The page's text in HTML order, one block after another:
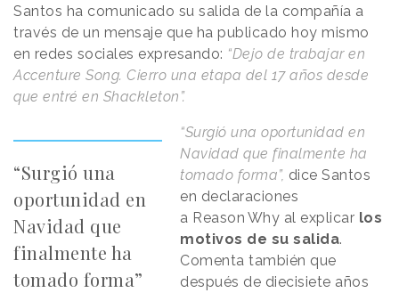
Santos ha comunicado su salida de la compañía a
través de un mensaje que ha publicado hoy mismo
en redes sociales expresando: “Dejo de trabajar en
Accenture Song. Cierro una etapa del 17 años desde
que entré en Shackleton”.
“Surgió una
oportunidad en
Navidad que
finalmente ha
tomado forma”
“Surgió una oportunidad en
Navidad que finalmente ha
tomado forma”, dice Santos
en declaraciones
a Reason Why al explicar los
motivos de su salida.
Comenta también que
después de diecisiete años